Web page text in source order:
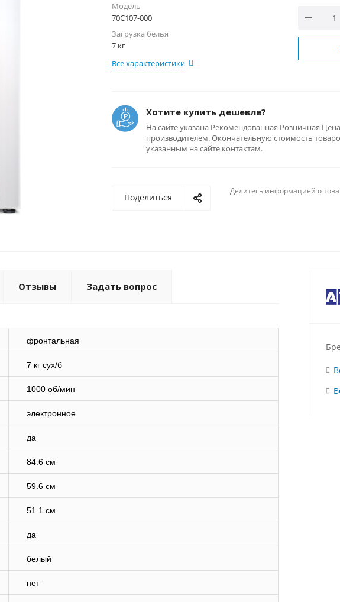
Модель
70С107-000
Загрузка белья
7 кг
Все характеристики
Хотите купить дешевле?
На сайте указана Рекомендованная Розничная
производителем. Окончательную стоимость
указанным на сайте контактам.
Поделиться
Делитесь информацией о
Отзывы Задать вопрос
фронтальная
7 кг сух/б
1000 об/мин
электронное
да
84.6 см
59.6 см
51.1 см
да
белый
нет